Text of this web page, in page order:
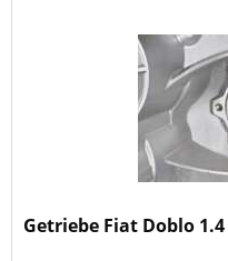
Getriebe Fiat Doblo